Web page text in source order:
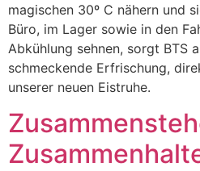
magischen 30º C nähern und
Büro, im Lager sowie in den
Abkühlung sehnen, sorgt BTS
schmeckende Erfrischung,
unserer neuen Eistruhe.